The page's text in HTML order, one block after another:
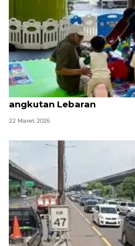
KAI pastikan waktu
angkutan Lebaran
22 Maret 2026